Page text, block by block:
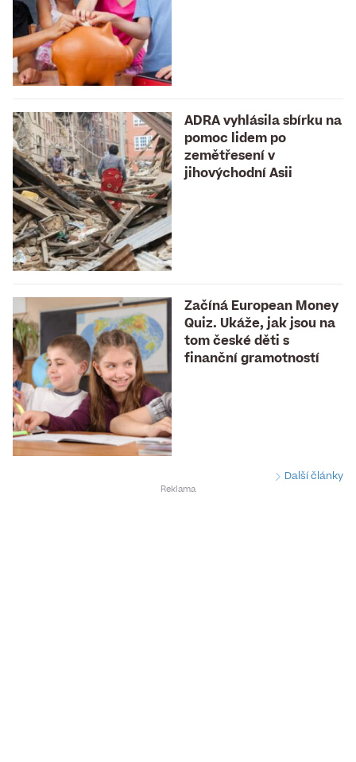
ADRA vyhlásila sbírku na
pomoc lidem po
zemětřesení v
jihovýchodní Asii
Začíná European Money
Quiz. Ukáže, jak jsou na
tom české děti s
finanční gramotností
Další články